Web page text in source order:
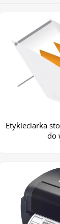
Etykieciarka
do